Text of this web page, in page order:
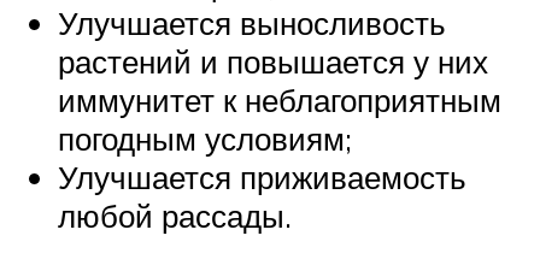
Улучшается выносливость
растений и повышается у них
иммунитет к неблагоприятным
погодным условиям;
Улучшается приживаемость
любой рассады.